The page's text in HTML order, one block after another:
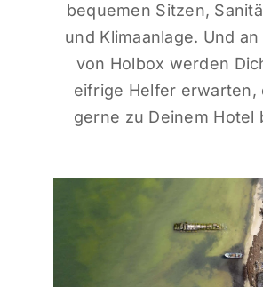
bequemen Sitzen,
und Klimaanlage. Und
von Holbox werden
eifrige Helfer erwarten,
gerne zu Deinem Hotel